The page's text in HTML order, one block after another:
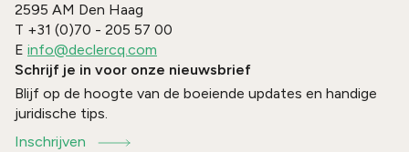
2595 AM Den Haag
T +31 (0)70 - 205 57 00
E info@declercq.com
Schrijf je in voor onze nieuwsbrief
Blijf op de hoogte van de boeiende updates en handige
juridische tips.
Inschrijven